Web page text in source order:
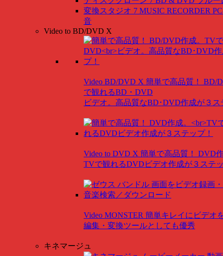
変換スタジオ 7 MUSIC RECORDER
音
Video to BD/DVD X
Video BD/DVD X 簡単で高品質！ BD/
で観れるBD・DVD
ビデオ。高品質なBD･DVD作成が３ス
Video to DVD X 簡単で高品質！ DVD
TVで観れるDVDビデオ作成が３ステ
Video MONSTER 簡単キレイにビデオ
編集・変換ツールとしても優秀
キネマージュ